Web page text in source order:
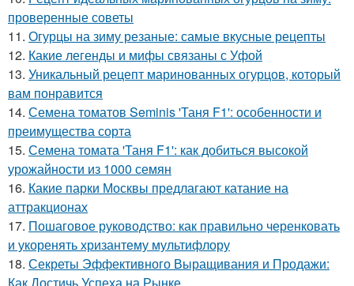
проверенные советы
11. Огурцы на зиму резаные: самые вкусные рецепты
12. Какие легенды и мифы связаны с Уфой
13. Уникальный рецепт маринованных огурцов, который
вам понравится
14. Семена томатов Seminis 'Таня F1': особенности и
преимущества сорта
15. Семена томата 'Таня F1': как добиться высокой
урожайности из 1000 семян
16. Какие парки Москвы предлагают катание на
аттракционах
17. Пошаговое руководство: как правильно черенковать
и укоренять хризантему мультифлору
18. Секреты Эффективного Выращивания и Продажи: